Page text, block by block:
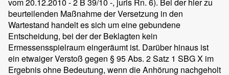
beurteilenden Maßnahme der Versetzung in den
Wartestand handelt es sich um eine gebundene
Entscheidung, bei der der Beklagten kein
Ermessensspielraum eingeräumt ist. Darüber hinaus ist
ein etwaiger Verstoß gegen § 95 Abs. 2 Satz 1 SBG X im
Ergebnis ohne Bedeutung, wenn die Anhörung nachgeholt